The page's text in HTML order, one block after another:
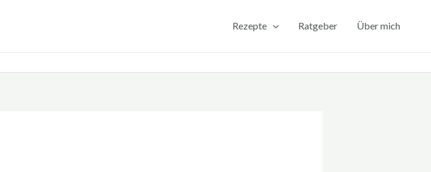
Rezepte Ratgeber Über mich